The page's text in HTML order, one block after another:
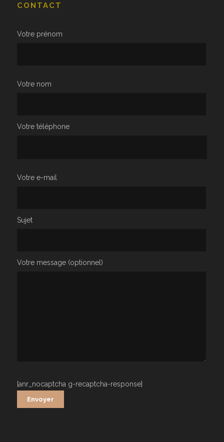
CONTACT
Votre prénom
Votre nom
Votre téléphone
Votre e-mail
Sujet
Votre message (optionnel)
[anr_nocaptcha g-recaptcha-response]